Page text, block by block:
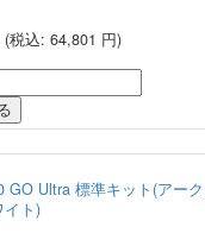
(税込: 64,801 円)